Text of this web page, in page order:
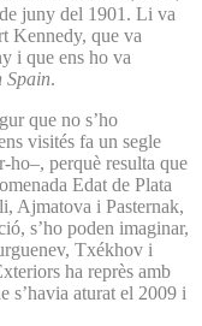
juny del 1901. Li va
Kennedy, que va
i que ens ho va
Spain.
que no s’ho
visités fa un segle
ho–, perquè resulta que
Edat de Plata
Ajmatova i Pasternak,
s’ho poden imaginar,
Txékhov i
ha reprès amb
s’havia aturat el 2009 i